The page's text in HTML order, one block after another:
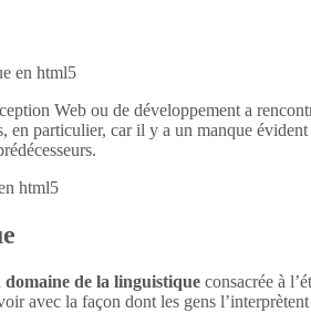
Web ou de développement a
en particulier, car il y a un manque
html5
domaine de la linguistique consacrée à
avec la façon dont les gens l’interprètent